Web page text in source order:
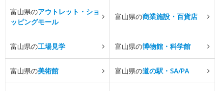
富山県のアウトレット・ショ
ッピングモール
富山県の商業施設・百貨店
富山県の工場見学 富山県の博物館・科学館
富山県の美術館 富山県の道の駅・SA/PA